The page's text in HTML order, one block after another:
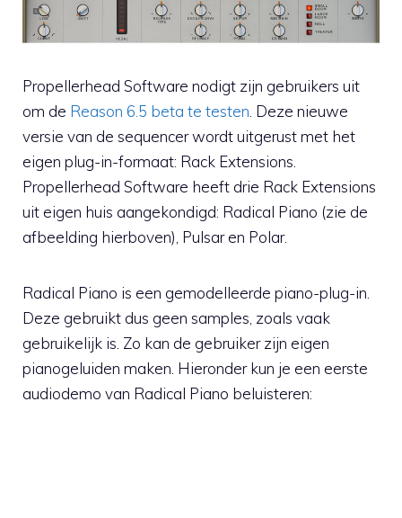
Propellerhead Software nodigt zijn gebruikers uit
om de Reason 6.5 beta te testen . Deze nieuwe
versie van de sequencer wordt uitgerust met het
eigen plug-in-formaat: Rack Extensions.
Propellerhead Software heeft drie Rack Extensions
uit eigen huis aangekondigd: Radical Piano (zie de
afbeelding hierboven), Pulsar en Polar.
Radical Piano is een gemodelleerde piano-plug-in.
Deze gebruikt dus geen samples, zoals vaak
gebruikelijk is. Zo kan de gebruiker zijn eigen
pianogeluiden maken. Hieronder kun je een eerste
audiodemo van Radical Piano beluisteren: